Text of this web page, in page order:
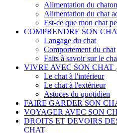
Alimentation du chaton
Alimentation du chat
Est-ce que mon chat
COMPRENDRE SON
Langage du chat
Comportement du chat
Faits à savoir sur le
VIVRE AVEC SON CHAT
Le chat à l'intérieur
Le chat à l'extérieur
Astuces du quotidien
FAIRE GARDER SON
VOYAGER AVEC SON
DROITS ET DEVOIRS
CHAT